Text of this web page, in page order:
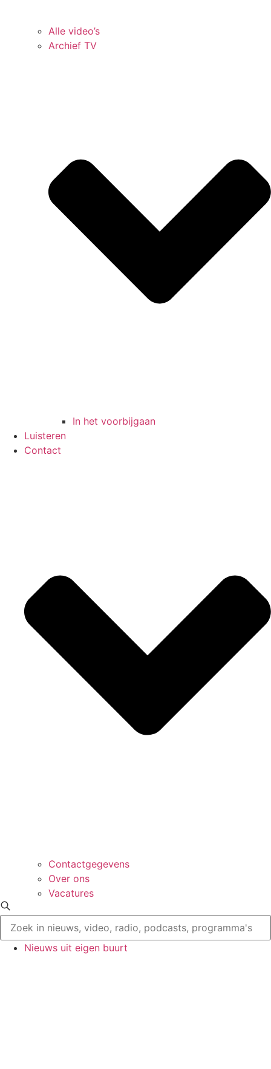
Alle video’s
Archief TV
In het voorbijgaan
Luisteren
Contact
Contactgegevens
Over ons
Vacatures
Nieuws uit eigen buurt